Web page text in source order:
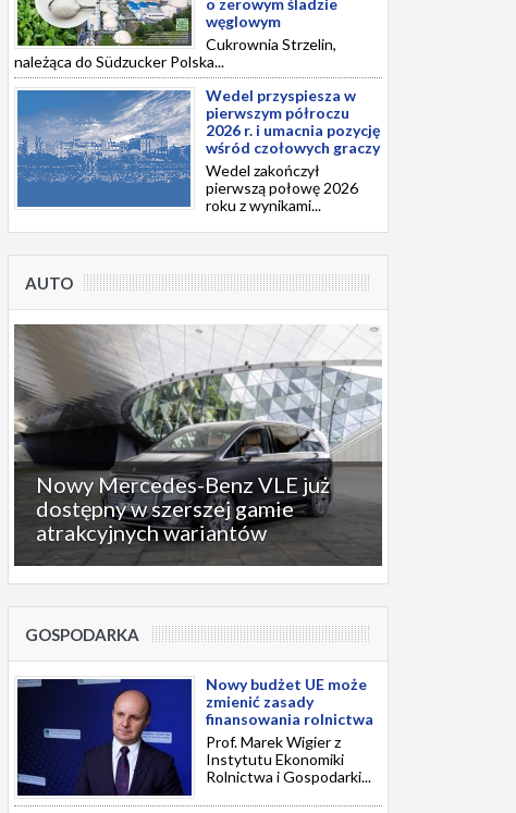
o zerowym śladzie
węglowym
Cukrownia Strzelin,
należąca do Südzucker Polska...
Wedel przyspiesza w
pierwszym półroczu
2026 r. i umacnia pozycję
wśród czołowych graczy
Wedel zakończył
pierwszą połowę 2026
roku z wynikami...
AUTO
Nowy Mercedes-Benz VLE już
dostępny w szerszej gamie
atrakcyjnych wariantów
GOSPODARKA
Nowy budżet UE może
zmienić zasady
finansowania rolnictwa
Prof. Marek Wigier z
Instytutu Ekonomiki
Rolnictwa i Gospodarki...